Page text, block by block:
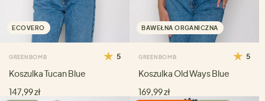
ECOVERO
GREENBOMB 5
Koszulka Tucan Blue
147,99 zł
BAWEŁNA ORGANICZNA
GREENBOMB 5
Koszulka Old Ways Blue
169,99 zł